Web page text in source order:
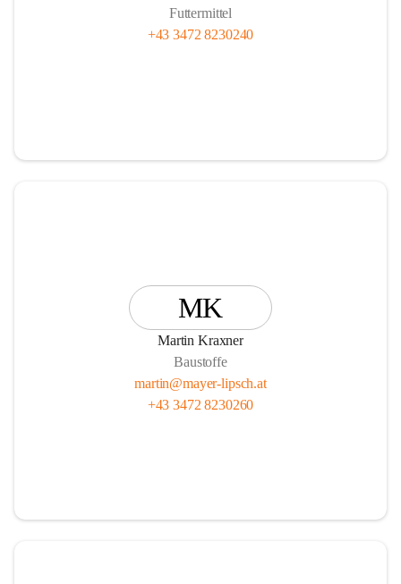
Futtermittel
+43 3472 8230240
MK
Martin Kraxner
Baustoffe
martin@mayer-lipsch.at
+43 3472 8230260